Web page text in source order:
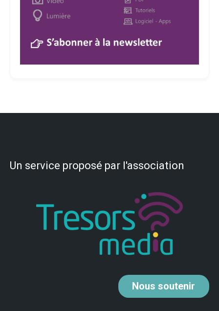
Un service proposé par l'association
Noussoutenir